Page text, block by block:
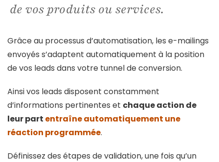
de vos produits ou services.
Grâce au processus d’automatisation, les e-mailings
envoyés s’adaptent automatiquement à la position
de vos leads dans votre tunnel de conversion.
Ainsi vos leads disposent constamment
d’informations pertinentes et chaque action de
leur part entraîne automatiquement une
réaction programmée.
Définissez des étapes de validation, une fois qu’un